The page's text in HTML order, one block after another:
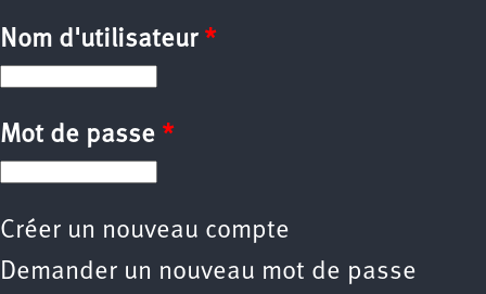
Nom d'utilisateur *
Mot de passe *
Créer un nouveau compte
Demander un nouveau mot de passe